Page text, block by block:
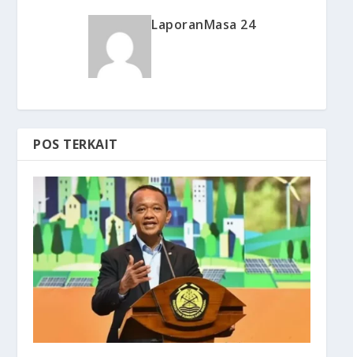
LaporanMasa 24
POS TERKAIT